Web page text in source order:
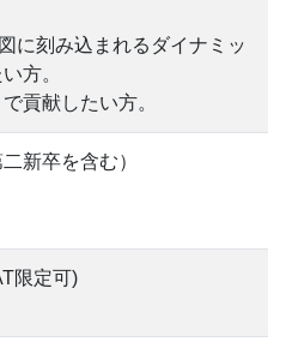
に刻み込まれるダイナミッ
方。
貢献したい方。
新卒を含む）
限定可)